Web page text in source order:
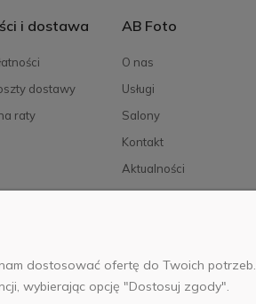
i dostawa
dostawy
raty
AB Foto
O nas
Usługi
Salony
Kontakt
Aktualności
Kariera
Serwis własnością:AB FOTO Sp. z
176, NIP 1132646403 KRS nr
dostosować ofertę do Twoich
wybierając opcję "Dostosuj zgody".